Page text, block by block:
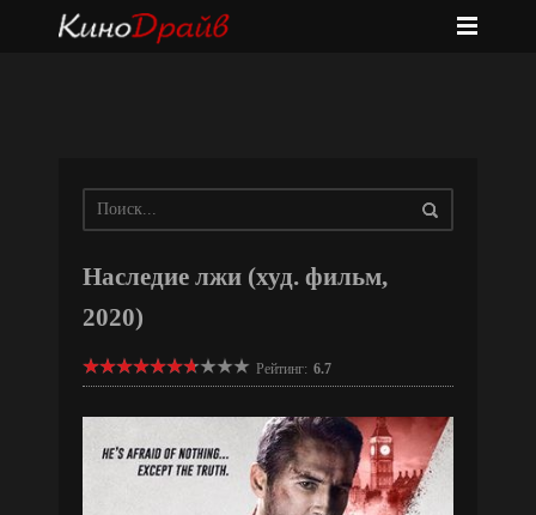
Наследие лжи (худ. фильм,
2020)
Рейтинг: 6.7